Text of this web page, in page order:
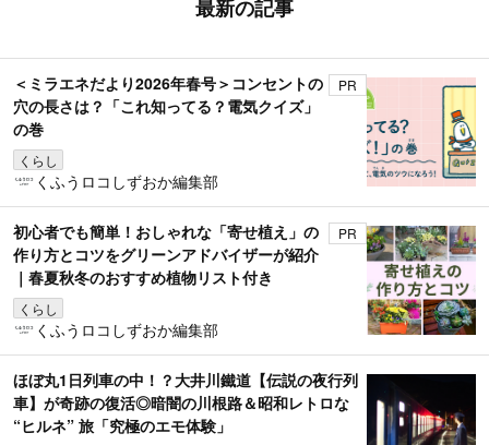
最新の記事
＜ミラエネだより2026年春号＞コンセントの
穴の長さは？「これ知ってる？電気クイズ」
の巻
くらし
PR
くふうロコしずおか編集部
初心者でも簡単！おしゃれな「寄せ植え」の
作り方とコツをグリーンアドバイザーが紹介
｜春夏秋冬のおすすめ植物リスト付き
くらし
PR
くふうロコしずおか編集部
ほぼ丸1日列車の中！？大井川鐵道【伝説の夜行列
車】が奇跡の復活◎暗闇の川根路＆昭和レトロな
“ヒルネ” 旅「究極のエモ体験」